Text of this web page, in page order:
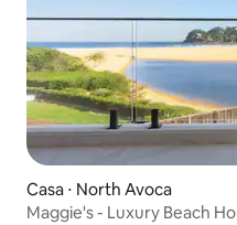
Casa ⋅ North Avoca
Maggie's - Luxury Beach